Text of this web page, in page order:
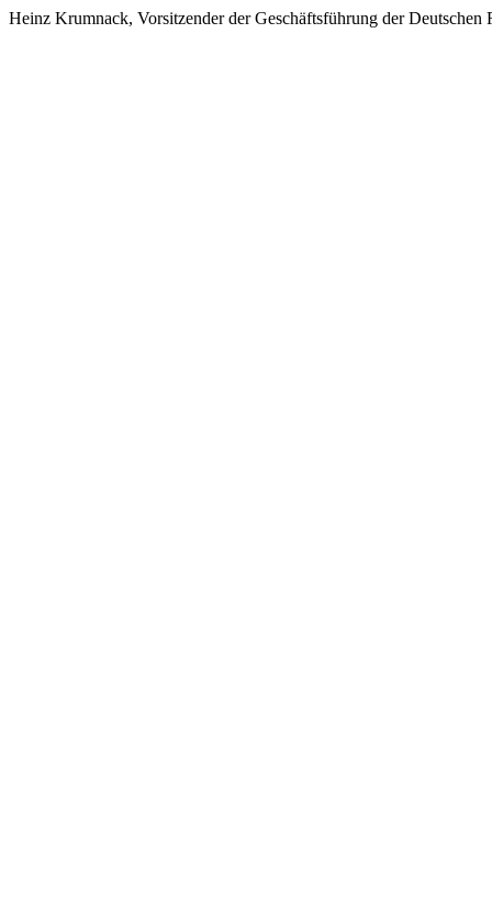
Heinz Krumnack, Vorsitzender der Geschäftsführung der Deutschen